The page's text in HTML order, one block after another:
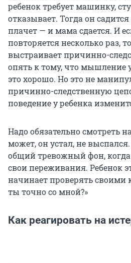
ребенок требует машинку,
отказывает. Тогда он
плачет — и мама сдается. И
повторяется несколько раз,
выстраивает причинно-
опять к тому, что мышление
это хорошо. Но это не
причинно-следственную
поведение у ребенка
Надо обязательно смотреть
может, он устал, не
общий тревожный фон,
свои переживания. Ребенок
начинает проверять своими
ты точно со мной?»
Как реагировать на